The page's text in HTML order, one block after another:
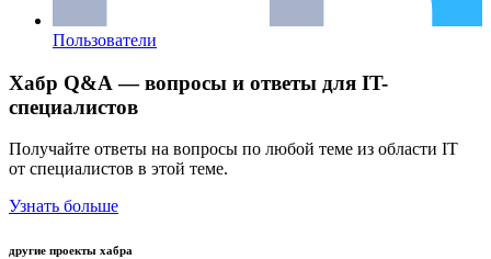
Пользователи
Хабр Q&A — вопросы и ответы для IT-
специалистов
Получайте ответы на вопросы по любой теме из области IT
от специалистов в этой теме.
Узнать больше
другие проекты хабра